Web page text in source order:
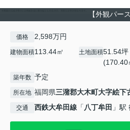
【外観パース
価格 2,598万円
建物面積113.44㎡ 土地面積51.54坪
(170.40
築年数 予定
所在地 福岡県三潴郡大木町大字絵下
交通 西鉄大牟田線 「八丁牟田 」駅